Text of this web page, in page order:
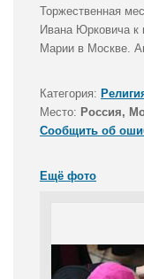
Торжественная
Ивана Юрковича к
Марии в Москве.
Категория:
Место: Россия,
Сообщить об
Ещё фото